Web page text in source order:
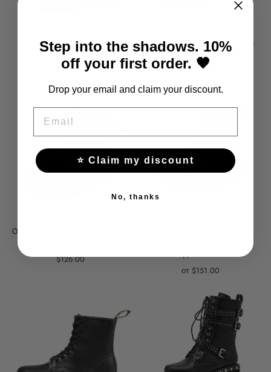
ГОТИЧЕСКИ МОТО
БОТУШИ
$188.00
ВРЪЗВАНИ ОБУВКИ НА
ДЕБЕЛА ПЛАТФОРМА
$162.00
ОБУВКИ НА ПЛАТФОРМА
$126.00
от $151.00
Step into the shadows. 10%
off your first order. 🖤
Drop your email and claim your discount.
⭐ Claim my discount
No, thanks